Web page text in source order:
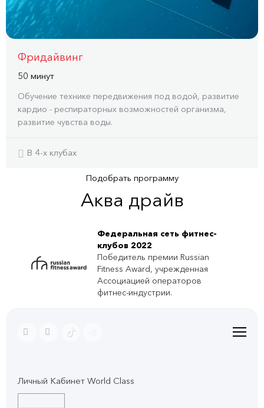
Фридайвинг
50 минут
Обучение технике передвижения под водой, развитие
кардио - респираторных возможностей организма,
развитие чувства воды.
В 4-x клубах
Подобрать программу
Аква драйв
Федеральная сеть фитнес-
клубов 2022
Победитель премии Russian
Fitness Award, учрежденная
Ассоциацией операторов
фитнес-индустрии.
Личный Кабинет World Class